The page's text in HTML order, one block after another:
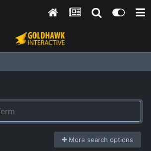
More search options